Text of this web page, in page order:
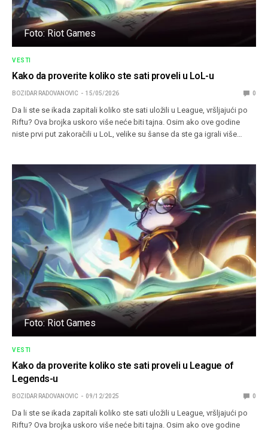
Foto: Riot Games
VESTI
Kako da proverite koliko ste sati proveli u LoL-u
BOZIDAR RADOVANOVIC 15/05/2026 0
Da li ste se ikada zapitali koliko ste sati uložili u League, vršljajući po
Riftu? Ova brojka uskoro više neće biti tajna. Osim ako ove godine
niste prvi put zakoračili u LoL, velike su šanse da ste ga igrali više…
Foto: Riot Games
VESTI
Kako da proverite koliko ste sati proveli u League of
Legends-u
BOZIDAR RADOVANOVIC 09/12/2025 0
Da li ste se ikada zapitali koliko ste sati uložili u League, vršljajući po
Riftu? Ova brojka uskoro više neće biti tajna. Osim ako ove godine